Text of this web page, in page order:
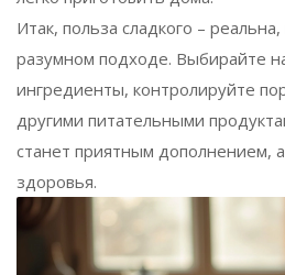
Итак, польза сладкого –
разумном подходе. Выбирайте
ингредиенты, контролируйте
другими питательными
станет приятным дополнением,
здоровья.